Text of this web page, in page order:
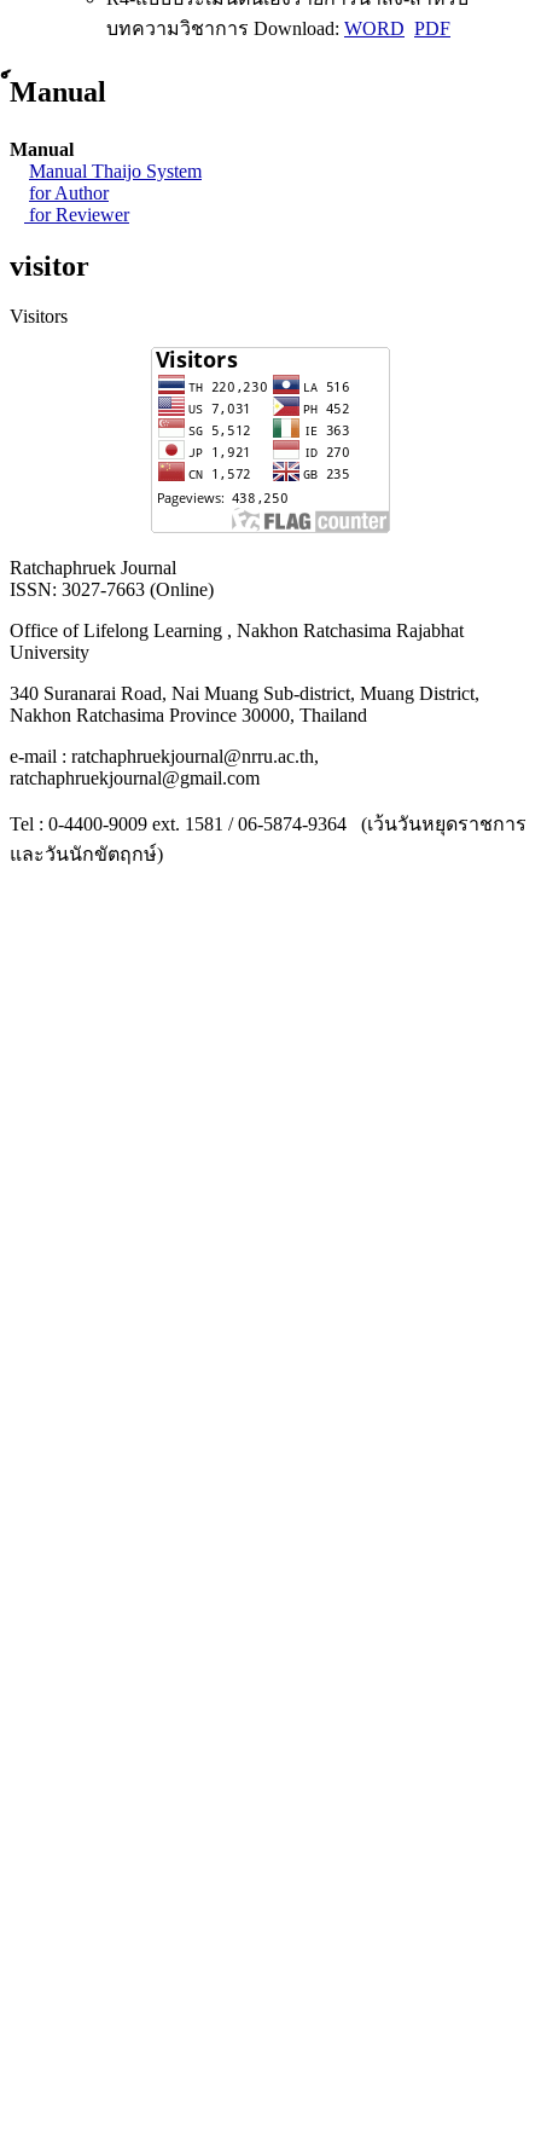
บทความวิชาการ Download: WORD PDF
์Manual
Manual
Manual Thaijo System
for Author
for Reviewer
visitor
Visitors
Ratchaphruek Journal
ISSN: 3027-7663 (Online)
Office of Lifelong Learning , Nakhon Ratchasima Rajabhat
University
340 Suranarai Road, Nai Muang Sub-district, Muang District,
Nakhon Ratchasima Province 30000, Thailand
e-mail : ratchaphruekjournal@nrru.ac.th,
ratchaphruekjournal@gmail.com
Tel : 0-4400-9009 ext. 1581 / 06-5874-9364 (เว้นวันหยุดราชการ
และวันนักขัตฤกษ์)